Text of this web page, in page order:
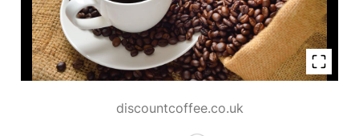
discountcoffee.co.uk